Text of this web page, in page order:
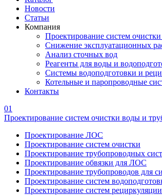
Новости
Статьи
Компания
Проектирование систем
Снижение эксплуатационных
Анализ сточных вод
Реагенты для воды и
Системы водоподготовки и
Котельные и паропроводные
Контакты
01
Проектирование систем очистки воды и
Проектирование ЛОС
Проектирование систем очистки
Проектирование трубопроводных
Проектирование обвязки для ЛОС
Проектирование трубопроводов для
Проектирование систем
Проектирование систем